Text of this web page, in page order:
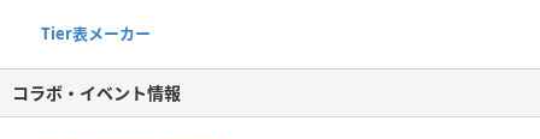
Tier表メーカー
コラボ・イベント情報